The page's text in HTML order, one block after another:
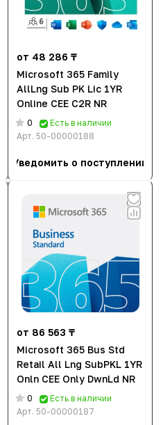
от 48 286 ₸
Microsoft 365 Family
AllLng Sub PK Lic 1YR
Online CEE C2R NR
0
Есть в наличии
Арт. 50-00000188
Уведомить о поступлении
от 86 563 ₸
Microsoft 365 Bus Std
Retail All Lng SubPKL 1YR
Onln CEE Only DwnLd NR
0
Есть в наличии
Арт. 50-00000187